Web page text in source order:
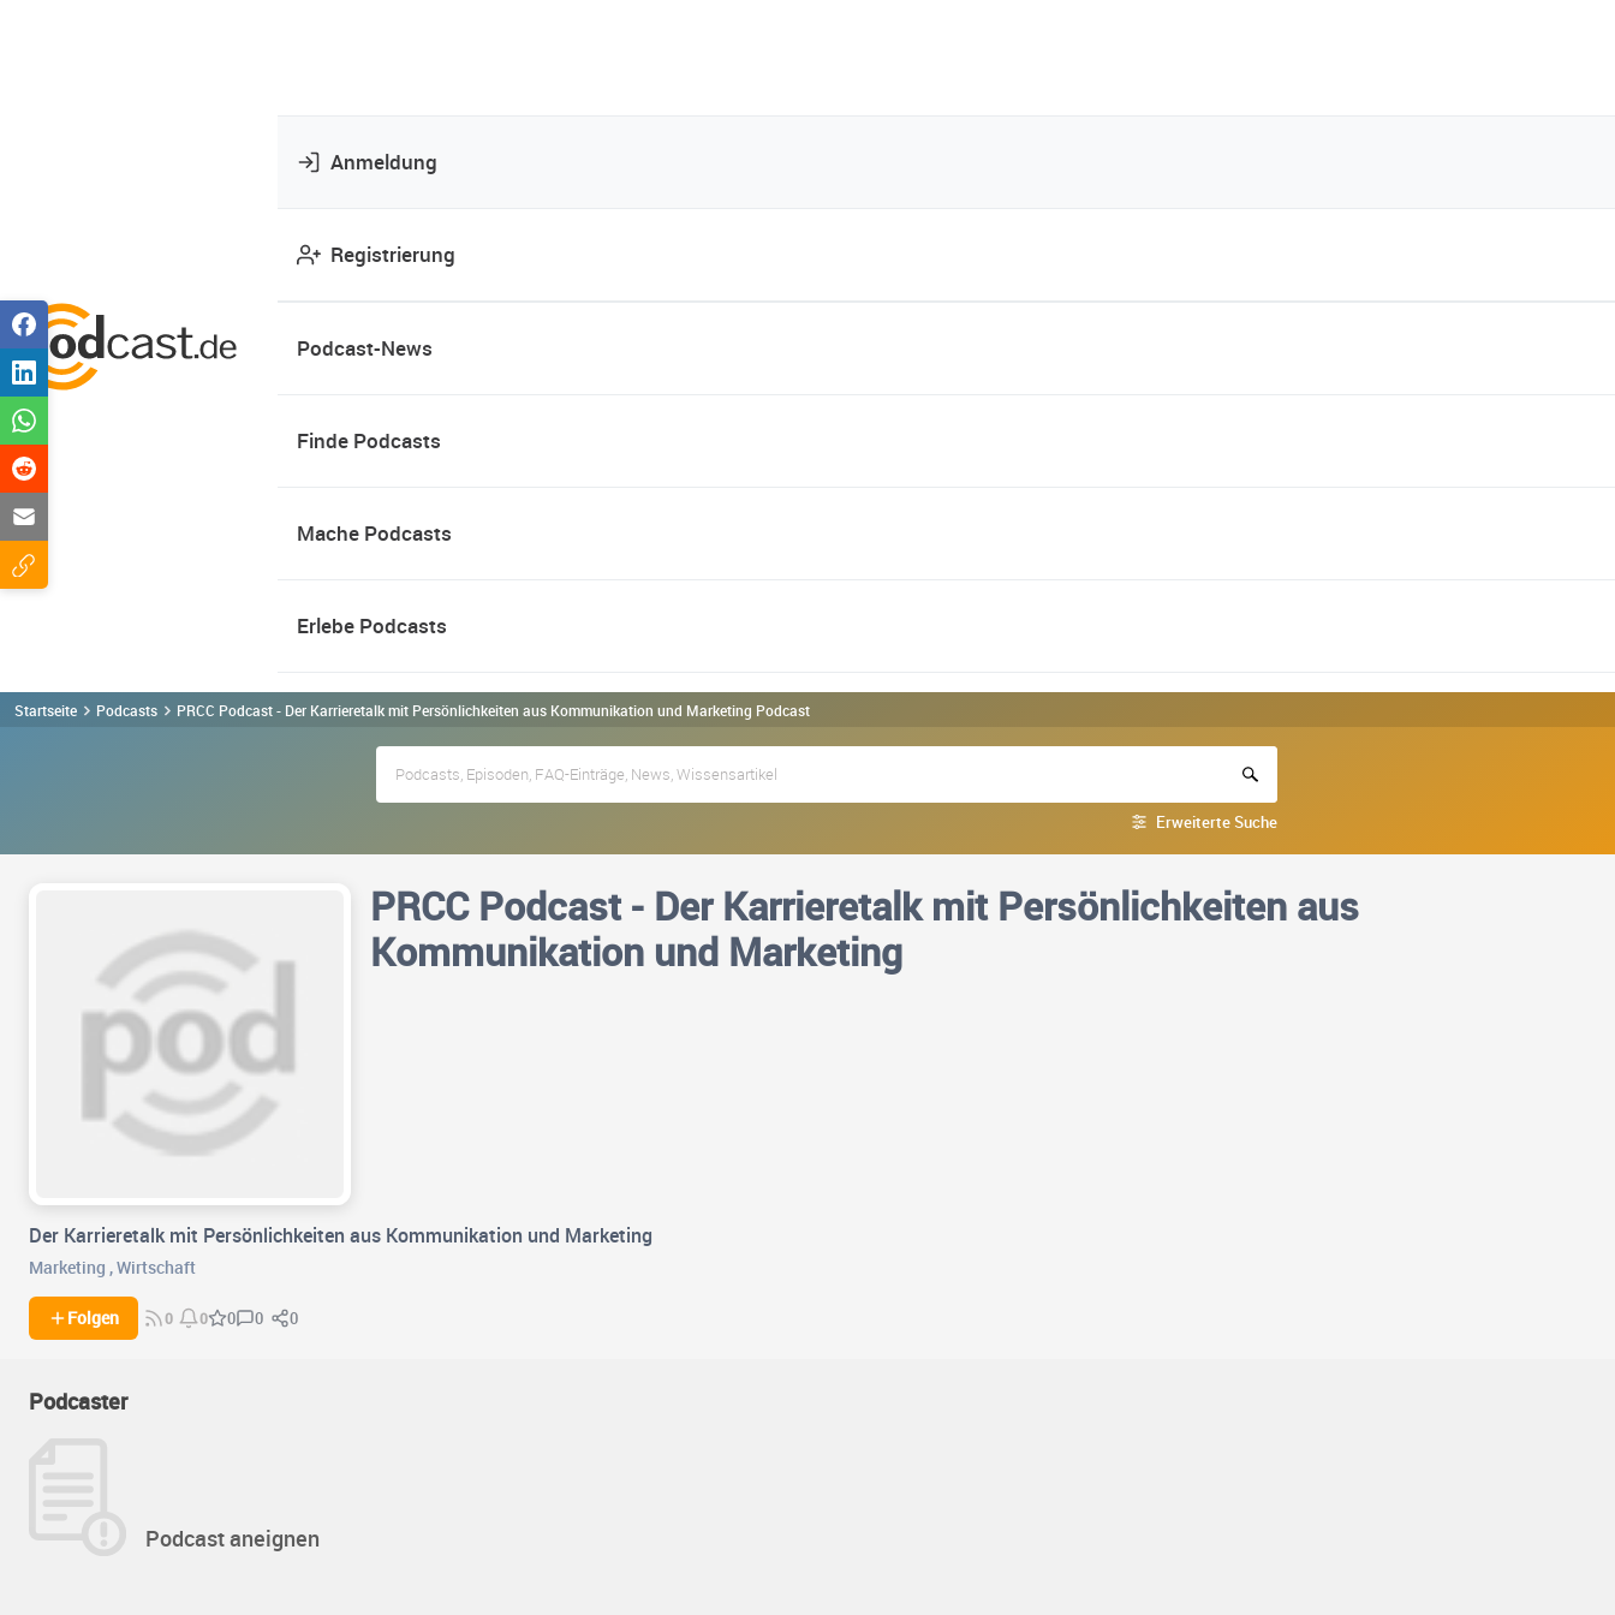
Anmeldung
Registrierung
Podcast-News
Finde Podcasts
Mache Podcasts
Erlebe Podcasts
Startseite Podcasts PRCC Podcast - Der Karrieretalk mit Persönlichkeiten aus Kommunikation und Marketing Podcast
Erweiterte Suche
PRCC Podcast - Der Karrieretalk mit Persönlichkeiten aus
Kommunikation und Marketing
Der Karrieretalk mit Persönlichkeiten aus Kommunikation und Marketing
Marketing ,Wirtschaft
Folgen 0 0 0 0 0
Podcaster
Podcast aneignen